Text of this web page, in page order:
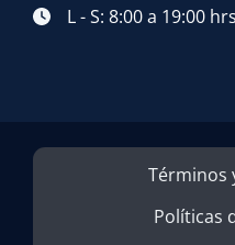
L - S: 8:00 a 19:00
Términos
Políticas